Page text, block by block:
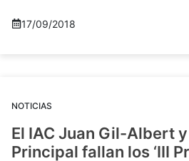
17/09/2018
NOTICIAS
El IAC Juan Gil-Albert
Principal fallan los ‘III